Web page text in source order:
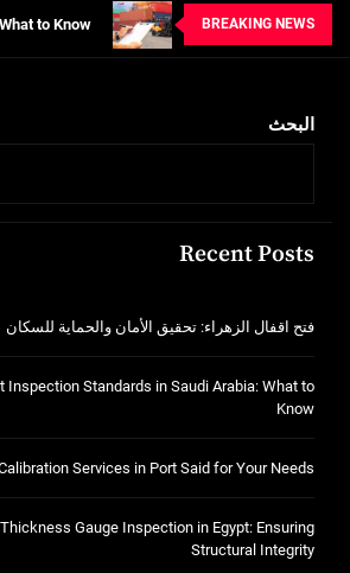
BREAKING NEWS
Your Needs
فتح اقفال
to Know
Your Needs
Integrity
خدمات شركة الجوهرة
البحث
Recent Posts
فتح اقفال الزهراء: تحقيق الأمان والحماية للسكان
Inspection Standards in Saudi Arabia: What to
Know
Services in Port Said for Your Needs
Gauge Inspection in Egypt: Ensuring
Structural Integrity